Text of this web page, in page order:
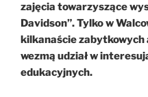
zajęcia towarzyszące
Davidson”. Tylko w
kilkanaście
wezmą udział w
edukacyjnych.